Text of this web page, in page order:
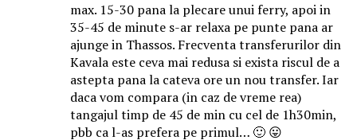
max. 15-30 pana la plecare unui ferry, apoi in
35-45 de minute s-ar relaxa pe punte pana ar
ajunge in Thassos. Frecventa transferurilor din
Kavala este ceva mai redusa si exista riscul de a
astepta pana la cateva ore un nou transfer. Iar
daca vom compara (in caz de vreme rea)
tangajul timp de 45 de min cu cel de 1h30min,
pbb ca l-as prefera pe primul… 🙂 😛